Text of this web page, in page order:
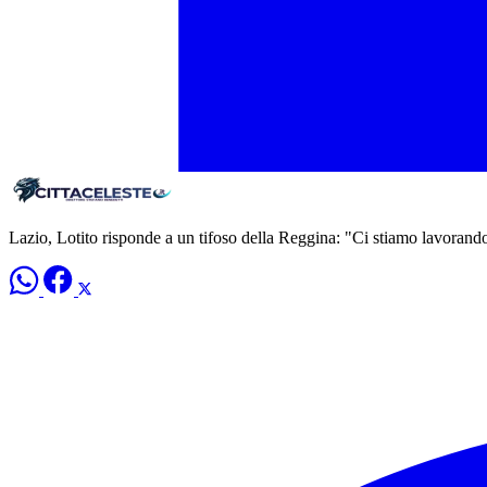
Lazio, Lotito risponde a un tifoso della Reggina: "Ci stiamo